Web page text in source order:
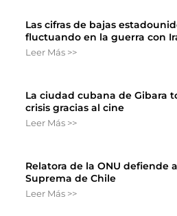
Las cifras de bajas
fluctuando en la guerra con
Leer Más >>
La ciudad cubana de Gibara
crisis gracias al cine
Leer Más >>
Relatora de la ONU defiende
Suprema de Chile
Leer Más >>